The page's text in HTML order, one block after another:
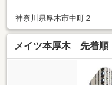
神奈川県厚木市中町２
メイツ本厚木 先着順